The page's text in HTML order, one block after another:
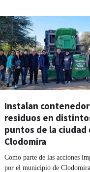
Instalan
residuos en
puntos de la ciudad
Clodomira
Como parte de las acciones
por el municipio de